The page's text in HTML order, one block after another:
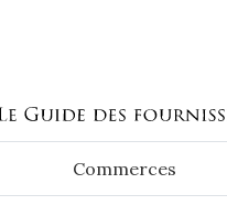
Commerces